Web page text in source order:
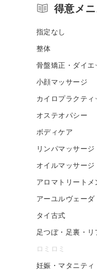
得意メ
指定なし
整体
骨盤矯正・ダイエ
小顔マッサージ
カイロプラクティ
オステオパシー
ボディケア
リンパマッサージ
オイルマッサージ
アロマトリートメ
アーユルヴェーダ
タイ古式
足つぼ・足裏・
ロミロミ
妊娠・マタニティ